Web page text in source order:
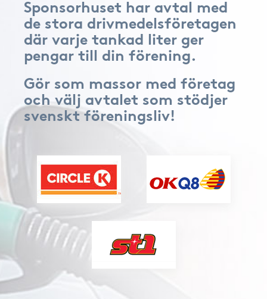
Sponsorhuset har avtal med
de stora drivmedelsföretagen
där varje tankad liter ger
pengar till din förening.
Gör som massor med företag
och välj avtalet som stödjer
svenskt föreningsliv!